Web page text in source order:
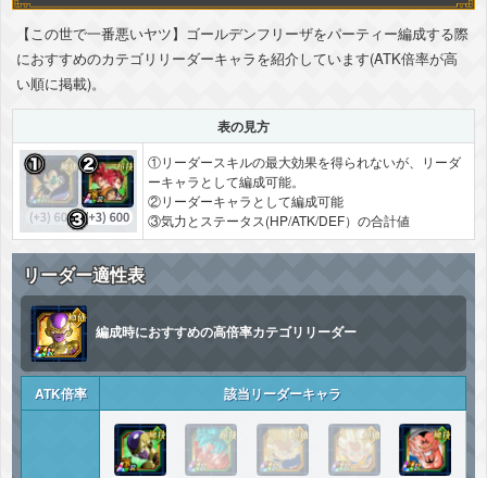
【この世で一番悪いヤツ】ゴールデンフリーザをパーティー編成する際
におすすめのカテゴリリーダーキャラを紹介しています(ATK倍率が高
い順に掲載)。
表の見方
①リーダースキルの最大効果を得られないが、リーダ
ーキャラとして編成可能。
②リーダーキャラとして編成可能
③気力とステータス(HP/ATK/DEF）の合計値
リーダー適性表
編成時におすすめの高倍率カテゴリリーダー
ATK倍率 該当リーダーキャラ